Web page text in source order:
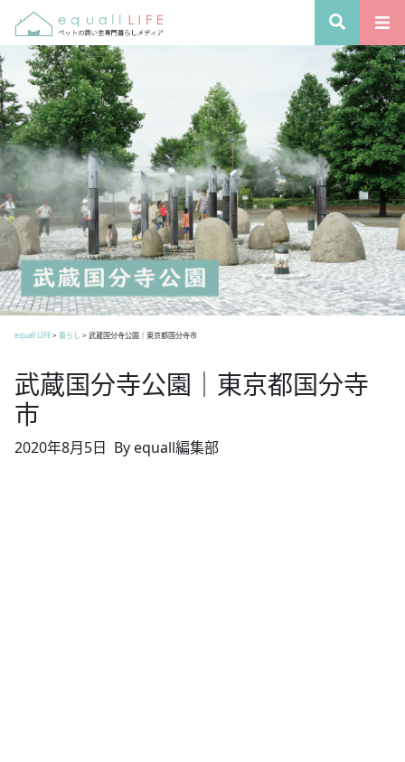
equall LIFE> 暮らし > 武蔵国分寺公園｜東京都国分寺市
武蔵国分寺公園｜東京都国分寺
市
2020年8月5日 By equall編集部